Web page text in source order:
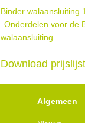
Binder walaansluiting
Onderdelen voor de
walaansluiting
Download
Algemeen